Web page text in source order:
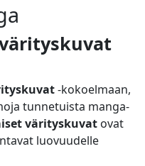
-kokoelmaan,
tunnetuista manga-
värityskuvat ovat
luovuudelle